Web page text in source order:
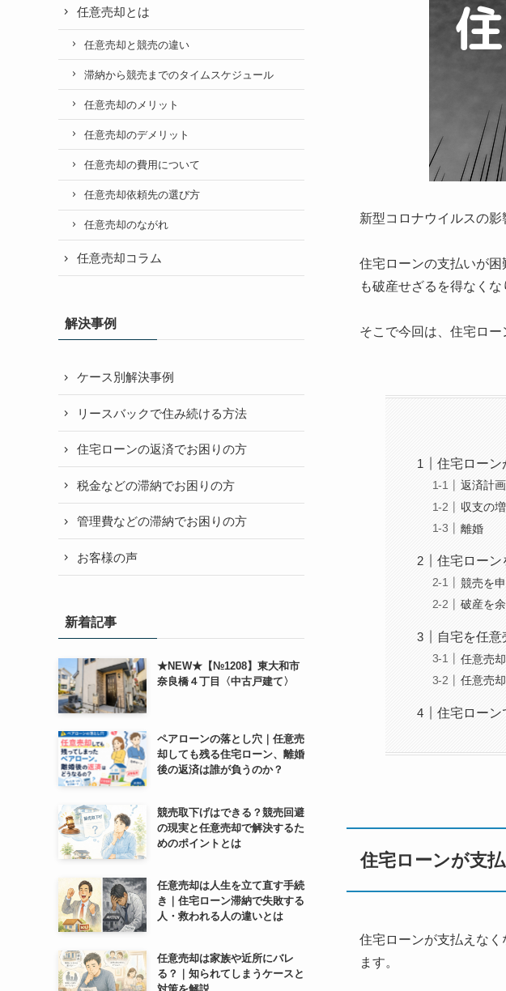
新型コロナウイルスの
住宅ローンの支払いが
も破産せざるを得なくな
そこで今回は、住宅ロ
住宅ローン
返済計
収支の
離婚
住宅ローン
競売を
破産を
自宅を任意
任意売
任意売
住宅ローン
住宅ローンが支
住宅ローンが支払えな
ます。
任意売却とは
任意売却と競売の違い
滞納から競売までのタイムスケジュール
任意売却のメリット
任意売却のデメリット
任意売却の費用について
任意売却依頼先の選び方
任意売却のながれ
任意売却コラム
解決事例
ケース別解決事例
リースバックで住み続ける方法
住宅ローンの返済でお困りの方
税金などの滞納でお困りの方
管理費などの滞納でお困りの方
お客様の声
新着記事
★NEW★【№1208】東大和市
奈良橋４丁目〈中古戸建て〉
ペアローンの落とし穴｜任意売
却しても残る住宅ローン、離婚
後の返済は誰が負うのか？
競売取下げはできる？競売回避
の現実と任意売却で解決するた
めのポイントとは
任意売却は人生を立て直す手続
き｜住宅ローン滞納で失敗する
人・救われる人の違いとは
任意売却は家族や近所にバレ
る？｜知られてしまうケースと